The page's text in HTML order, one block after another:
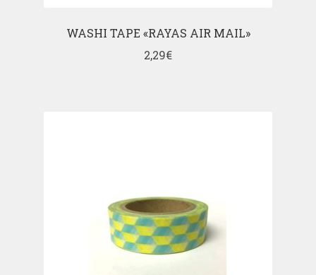
WASHI TAPE «RAYAS AIR MAIL»
2,29€